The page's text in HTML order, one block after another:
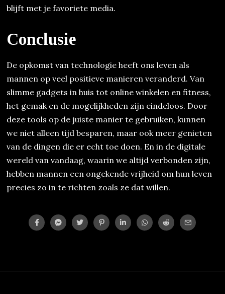
blijft met je favoriete media.
Conclusie
De opkomst van technologie heeft ons leven als
mannen op veel positieve manieren veranderd. Van
slimme gadgets in huis tot online winkelen en fitness,
het gemak en de mogelijkheden zijn eindeloos. Door
deze tools op de juiste manier te gebruiken, kunnen
we niet alleen tijd besparen, maar ook meer genieten
van de dingen die er echt toe doen. En in de digitale
wereld van vandaag, waarin we altijd verbonden zijn,
hebben mannen een ongekende vrijheid om hun leven
precies zo in te richten zoals ze dat willen.